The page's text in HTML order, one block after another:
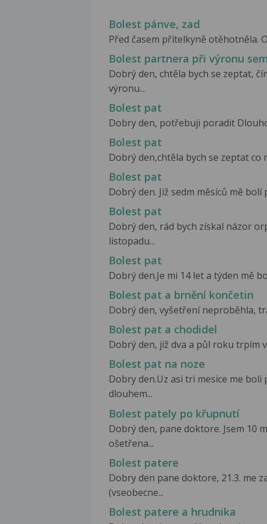
Bolest pánve, zad
Před časem přítelkyně otěhotněla.
Bolest partnera při výronu
Dobrý den, chtěla bych se zeptat,
výronu...
Bolest pat
Dobry den, potřebuji poradit
Bolest pat
Dobrý den,chtěla bych se zeptat
Bolest pat
Dobrý den. Již sedm měsíců mě bolí
Bolest pat
Dobrý den, rád bych získal názor
listopadu...
Bolest pat
Dobrý den.Je mi 14 let a týden mě
Bolest pat a brnění končetin
Dobrý den, vyšetření neproběhla,
Bolest pat a chodidel
Dobrý den, již dva a půl roku trpím
Bolest pat na noze
Dobry den.Uz asi tri mesice me
dlouhem...
Bolest pately po křupnutí
Dobrý den, pane doktore. Jsem 10
ošetřena...
Bolest patere
Dobry den pane doktore, 21.3. me
(vseobecne...
Bolest patere a hrudnika